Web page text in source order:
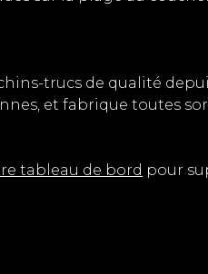
trucs de qualité
et fabrique toutes
tableau de bord pour